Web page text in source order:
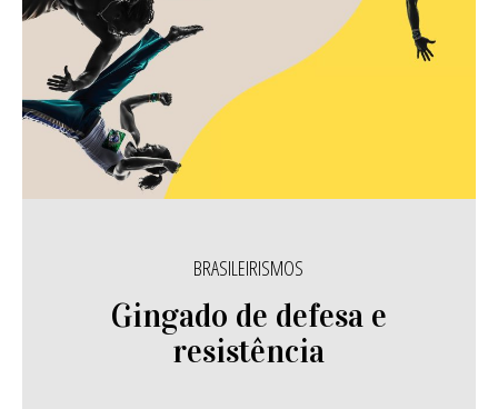
BRASILEIRISMOS
Gingado de defesa e
resistência